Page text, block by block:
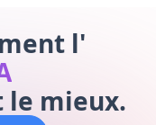
l'
le mieux.